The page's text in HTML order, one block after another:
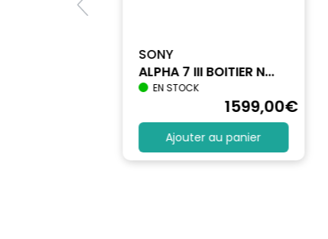
SONY
ALPHA 7 III BOITIER N...
EN STOCK
1599,00€
Ajouter au panier